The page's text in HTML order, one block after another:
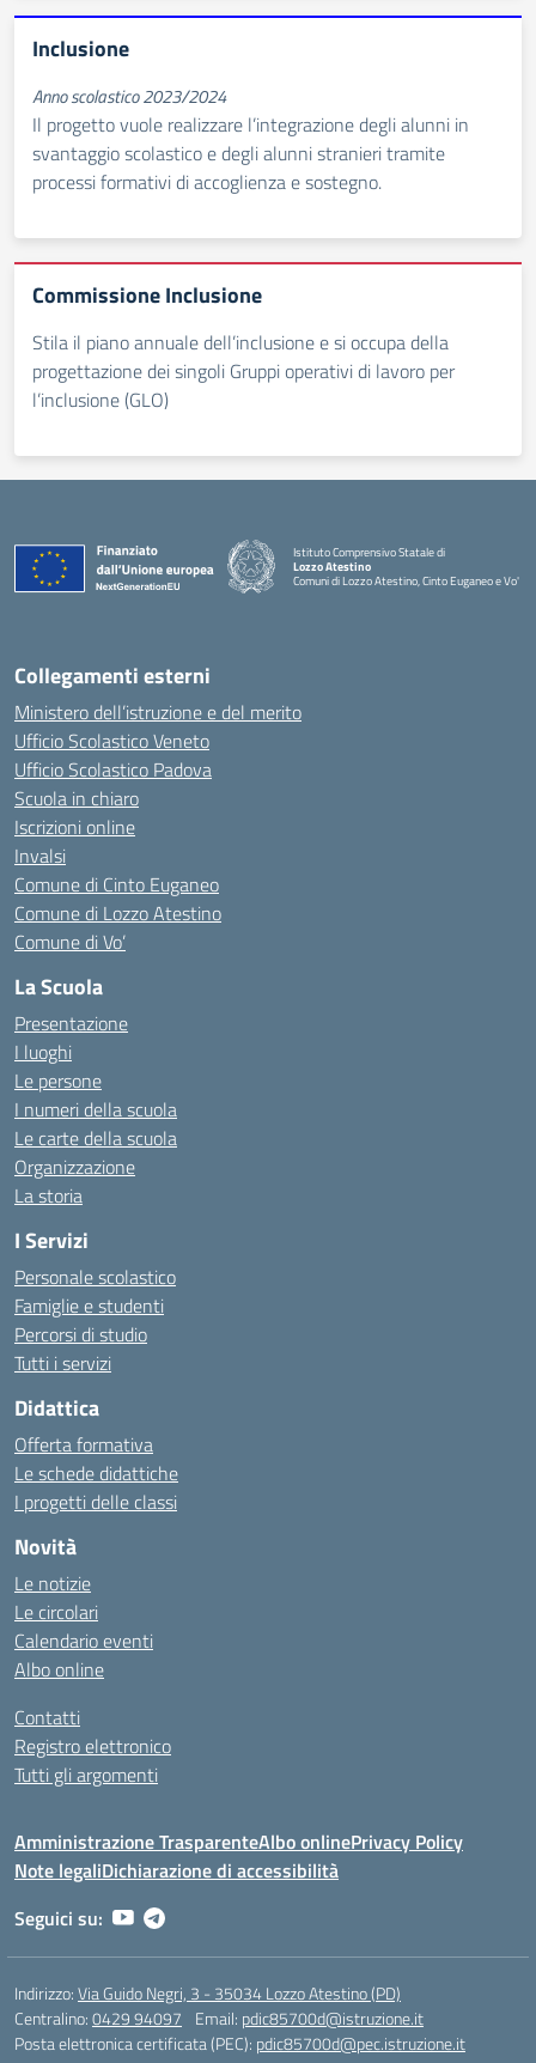
Inclusione
Anno scolastico 2023/2024
Il progetto vuole realizzare l’integrazione degli alunni in
svantaggio scolastico e degli alunni stranieri tramite
processi formativi di accoglienza e sostegno.
Commissione Inclusione
Stila il piano annuale dell’inclusione e si occupa della
progettazione dei singoli Gruppi operativi di lavoro per
l’inclusione (GLO)
Istituto Comprensivo Statale di
Lozzo Atestino
Comuni di Lozzo Atestino, Cinto Euganeo e Vo'
— Visita la pagina iniziale della scuola
Collegamenti esterni
Ministero dell’istruzione e del merito
Ufficio Scolastico Veneto
Ufficio Scolastico Padova
Scuola in chiaro
Iscrizioni online
Invalsi
Comune di Cinto Euganeo
Comune di Lozzo Atestino
Comune di Vo’
La Scuola
Presentazione
I luoghi
Le persone
I numeri della scuola
Le carte della scuola
Organizzazione
La storia
I Servizi
Personale scolastico
Famiglie e studenti
Percorsi di studio
Tutti i servizi
Didattica
Offerta formativa
Le schede didattiche
I progetti delle classi
Novità
Le notizie
Le circolari
Calendario eventi
Albo online
Contatti
Registro elettronico
Tutti gli argomenti
Amministrazione TrasparenteAlbo onlinePrivacy Policy
Note legaliDichiarazione di accessibilità
Seguici su:
Indirizzo:Via Guido Negri, 3 - 35034 Lozzo Atestino (PD)
Centralino:0429 94097 Email: pdic85700d@istruzione.it
Posta elettronica certificata (PEC): pdic85700d@pec.istruzione.it